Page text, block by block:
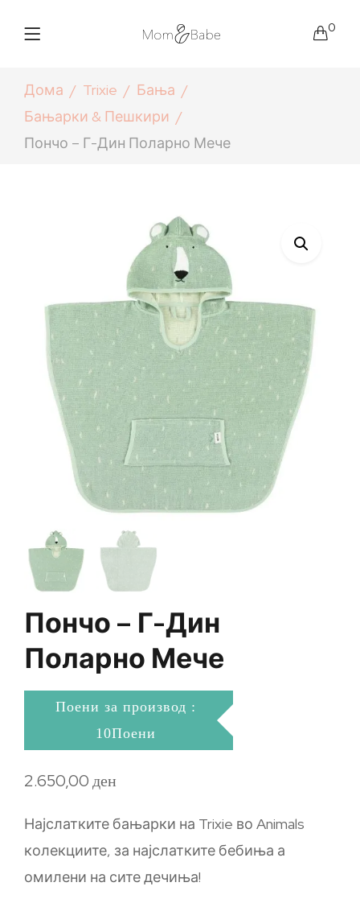
0
Дома Trixie
Бања
Бањарки & Пешкири
Пончо – Г-Дин Поларно Мече
Пончо – Г-Дин
Поларно Мече
Поени за производ :
10Поени
2.650,00ден
Најслатките бањарки на Trixie во Animals
колекциите, за најслатките бебиња а
омилени на сите дечиња!